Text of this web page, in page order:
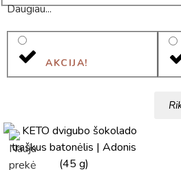
Daugiau...
AKCIJA!